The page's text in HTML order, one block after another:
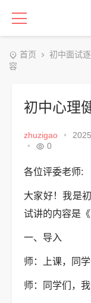
首页 初中面试
容
初中心理
zhuzigao •
•
0
各位评委老师:
大家好！我是
试讲的内容是
一、导入
师：上课，同学
师：同学们，